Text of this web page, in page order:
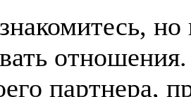
но
партнера,